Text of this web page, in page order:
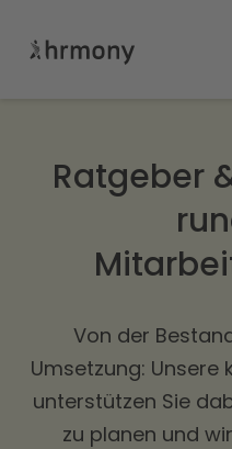
Ratgeber
Von der
Umsetzung: Unsere
unterstützen Sie
zu planen und